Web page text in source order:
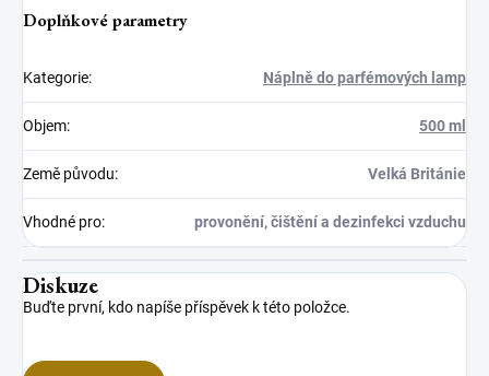
Doplňkové parametry
Kategorie: Náplně do parfémových lamp
Objem: 500 ml
Země původu: Velká Británie
Vhodné pro: provonění, čištění a dezinfekci vzduchu
Diskuze
Buďte první, kdo napíše příspěvek k této položce.